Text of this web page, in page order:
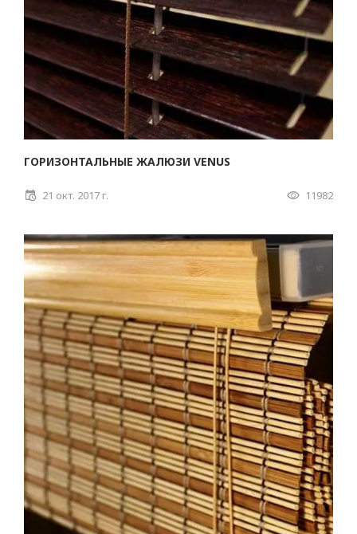
ГОРИЗОНТАЛЬНЫЕ ЖАЛЮЗИ VENUS
21 окт. 2017 г. 11982